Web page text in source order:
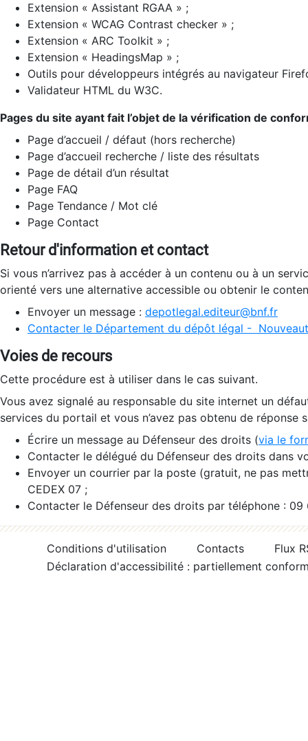
Extension « Assistant RGAA » ;
Extension « WCAG Contrast checker » ;
Extension « ARC Toolkit » ;
Extension « HeadingsMap » ;
Outils pour développeurs intégrés au navigateur
Validateur HTML du W3C.
Pages du site ayant fait l’objet de la vérification de
Page d’accueil / défaut (hors recherche)
Page d’accueil recherche / liste des résultats
Page de détail d’un résultat
Page FAQ
Page Tendance / Mot clé
Page Contact
Retour d'information et contact
Si vous n’arrivez pas à accéder à un contenu ou à un
orienté vers une alternative accessible ou obtenir le
Envoyer un message : depotlegal.editeur@bnf.fr
Contacter le Département du dépôt légal -
Voies de recours
Cette procédure est à utiliser dans le cas suivant.
Vous avez signalé au responsable du site internet un
services du portail et vous n’avez pas obtenu de réponse
Écrire un message au Défenseur des droits (via le
Contacter le délégué du Défenseur des droits dans
Envoyer un courrier par la poste (gratuit, ne pas
CEDEX 07 ;
Contacter le Défenseur des droits par téléphone :
Conditions d'utilisation Contacts
Flux
Déclaration d'accessibilité : partiellement